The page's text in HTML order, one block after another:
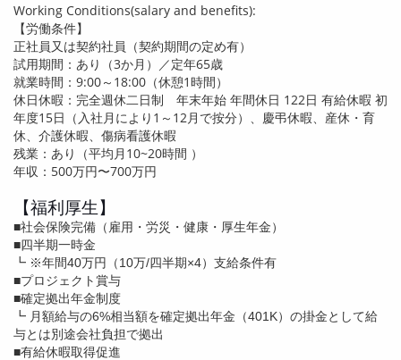
Working Conditions(salary and benefits):
【労働条件】
正社員又は契約社員（契約期間の定め有）
試用期間：あり（3か月）／定年65歳
就業時間： 9:00～ 18:00 （休憩1時間）
休日休暇：完全週休二日制 年末年始 年間休日 122日 有給休暇 初
年度15日（入社月により 1 ～ 12 月で按分）、慶弔休暇、産休・育
休、介護休暇、傷病看護休暇
残業：あり（平均月 10~20時間 ）
年収： 500万円〜700万円
【福利厚生】
■社会保険完備（雇用・労災・健康・厚生年金）
■四半期一時金
┗ ※年間40万円（10万/四半期×4）支給条件有
■プロジェクト賞与
■確定拠出年金制度
┗ 月額給与の6%相当額を確定拠出年金（401K）の掛金として給
与とは別途会社負担で拠出
■有給休暇取得促進